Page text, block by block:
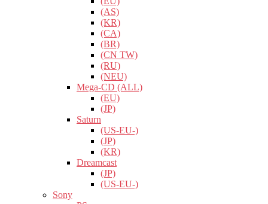
(AS)
(KR)
(CA)
(BR)
(CN TW)
(RU)
(NEU)
Mega-CD (ALL)
(EU)
(JP)
Saturn
(US-EU-)
(JP)
(KR)
Dreamcast
(JP)
(US-EU-)
Sony